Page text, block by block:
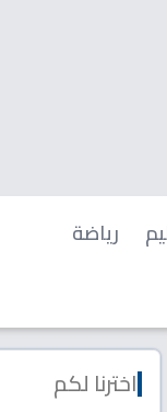
رياضة
اخترنا لكم